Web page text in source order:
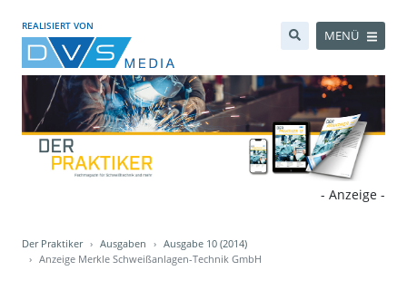
REALISIERT VON
MENÜ
- Anzeige -
Der Praktiker Ausgaben
Ausgabe 10 (2014)
Anzeige Merkle Schweißanlagen-Technik GmbH